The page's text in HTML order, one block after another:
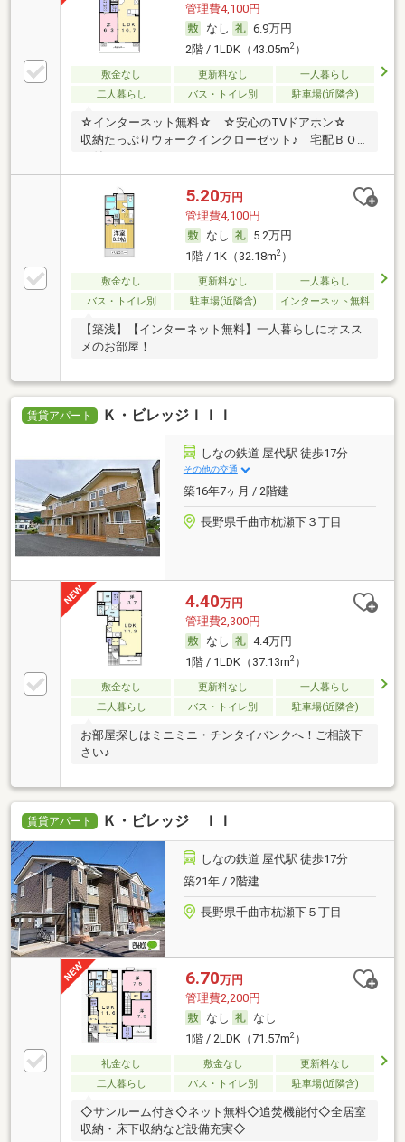
管理費4,100円
なし
6.9万円
2階 / 1LDK（43.05m2）
敷金なし 更新料なし
一人暮らし
二人暮らし
バス・トイレ別 駐車場(近隣含)
☆インターネット無料☆ ☆安心のTVドアホン☆
収納たっぷりウォークインクローゼット♪ 宅配ＢＯ
5.20万円
管理費4,100円
なし
5.2万円
1階 / 1K（32.18m2）
敷金なし 更新料なし
一人暮らし
バス・トイレ別
駐車場(近隣含) インターネット無料
【築浅】【インターネット無料】一人暮らしにオスス
メのお部屋！
賃貸アパート Ｋ・ビレッジＩＩＩ
しなの鉄道 屋代駅 徒歩17分
その他の交通
築16年7ヶ月 / 2階建
長野県千曲市杭瀬下３丁目
4.40万円
管理費2,300円
なし
4.4万円
1階 / 1LDK（37.13m2）
敷金なし 更新料なし
一人暮らし
二人暮らし
バス・トイレ別 駐車場(近隣含)
お部屋探しはミニミニ・チンタイバンクへ！ご相談下
さい♪
賃貸アパート Ｋ・ビレッジ ＩＩ
しなの鉄道 屋代駅 徒歩17分
築21年 / 2階建
長野県千曲市杭瀬下５丁目
6.70万円
管理費2,200円
なし
なし
1階 / 2LDK（71.57m2）
礼金なし 敷金なし
更新料なし
二人暮らし
バス・トイレ別 駐車場(近隣含)
◇サンルーム付き◇ネット無料◇追焚機能付◇全居室
収納・床下収納など設備充実◇